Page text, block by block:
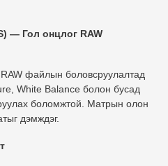
— Гол онцлог RAW
файлын боловсруулалтад
White Balance болон бусад
боломжтой. Матрын олон
дэмждэг.